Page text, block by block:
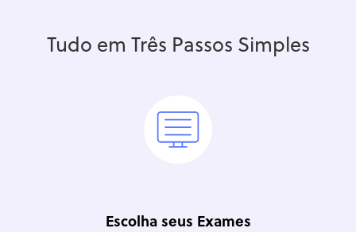
Tudo em Três Passos Simples
Escolha seus Exames